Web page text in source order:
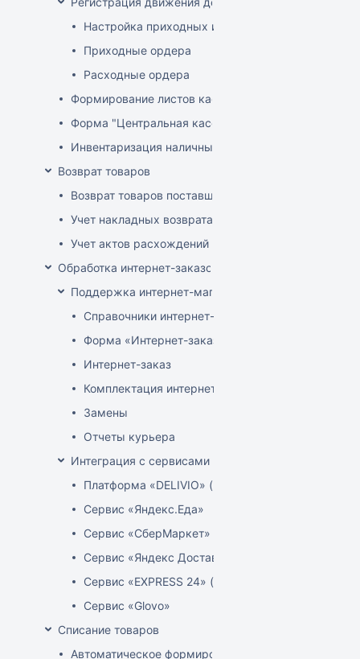
Настройка приходных и расходных ордеров
Приходные ордера
Расходные ордера
Формирование листов кассовой книги
Форма "Центральная касса"
Инвентаризация наличных в Центральной кассе
Возврат товаров
Возврат товаров поставщику
Учет накладных возврата товара от покупателей
Учет актов расхождений при возврате товара от
Обработка интернет-заказов
Поддержка интернет-магазина
Справочники интернет-магазина
Форма «Интернет-заказы»
Интернет-заказ
Комплектация интернет-заказов
Замены
Отчеты курьера
Интеграция с сервисами доставки
Платформа «DELIVIO» (Беларусь)
Сервис «Яндекс.Еда»
Сервис «СберМаркет»
Сервис «Яндекс Доставка»
Сервис «EXPRESS 24» (Узбекистан)
Сервис «Glovo»
Списание товаров
Автоматическое формирование акта расценки для